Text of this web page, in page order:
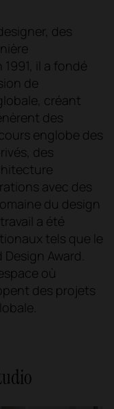
des
il a fondé
de
créant
des
englobe des
des
avec des
du design
a été
tels que le
Award.
où
des projets